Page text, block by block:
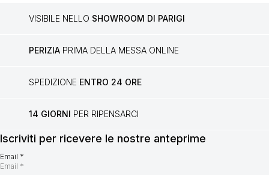
VISIBILE NELLO SHOWROOM DI PARIGI
PERIZIA PRIMA DELLA MESSA ONLINE
SPEDIZIONE ENTRO 24 ORE
14 GIORNI PER RIPENSARCI
Iscriviti per ricevere le nostre anteprime
Email *